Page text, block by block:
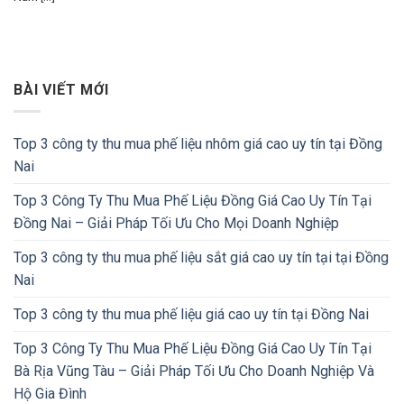
BÀI VIẾT MỚI
Top 3 công ty thu mua phế liệu nhôm giá cao uy tín tại Đồng
Nai
Top 3 Công Ty Thu Mua Phế Liệu Đồng Giá Cao Uy Tín Tại
Đồng Nai – Giải Pháp Tối Ưu Cho Mọi Doanh Nghiệp
Top 3 công ty thu mua phế liệu sắt giá cao uy tín tại tại Đồng
Nai
Top 3 công ty thu mua phế liệu giá cao uy tín tại Đồng Nai
Top 3 Công Ty Thu Mua Phế Liệu Đồng Giá Cao Uy Tín Tại
Bà Rịa Vũng Tàu – Giải Pháp Tối Ưu Cho Doanh Nghiệp Và
Hộ Gia Đình